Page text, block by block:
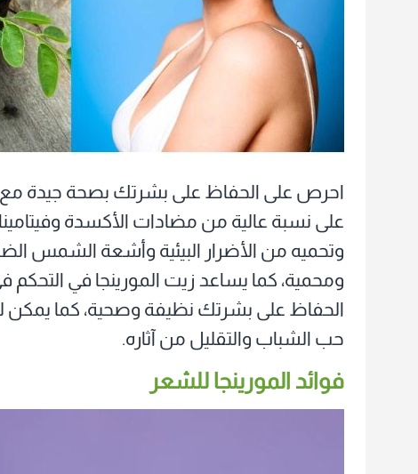
احرص على الحفاظ على بشرتك بصحة جيدة مع
وتحميه من الأضرار البيئية وأشعة الشمس
ومحمية، كما يساعد زيت المورينجا في التحكم
الحفاظ على بشرتك نظيفة وصحية، كما
حب الشباب والتقليل من آثاره.
فوائد المورينجا للشعر